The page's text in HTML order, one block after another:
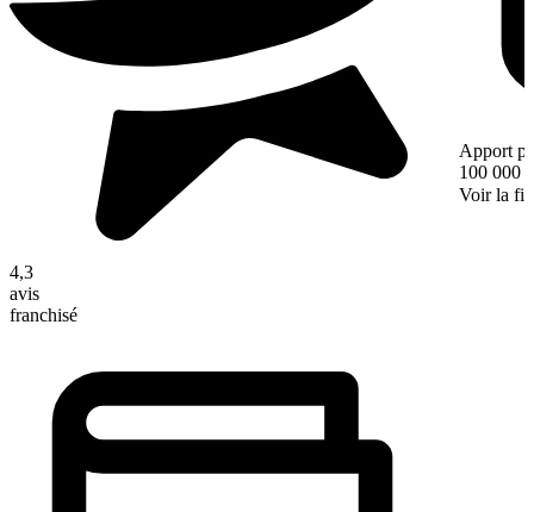
4,3
avis
franchisé
Apport
100 000 €
Voir la